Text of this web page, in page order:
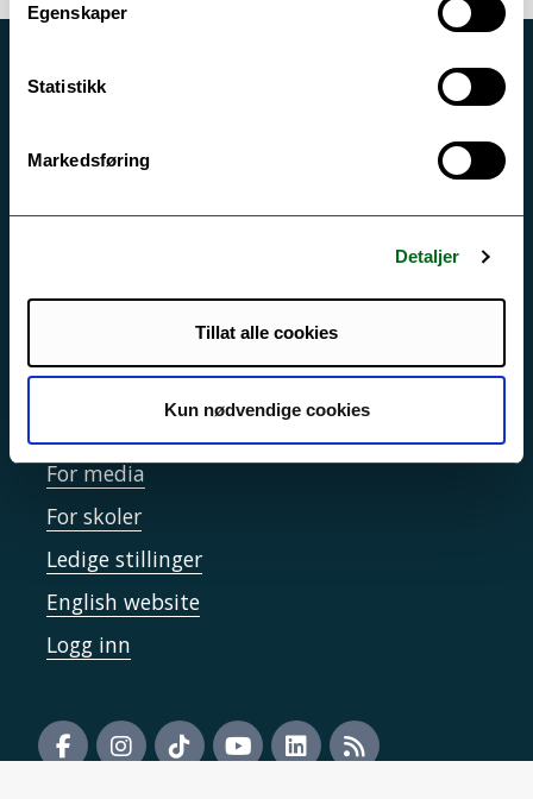
Egenskaper
Statistikk
Markedsføring
Detaljer
Tillat alle cookies
Kun nødvendige cookies
Akutt hjelp
Driftsmeldinger
Sikkerhet, beredskap og personvern
Tilgjengelighetserklæring
For media
For skoler
Ledige stillinger
English website
Logg inn